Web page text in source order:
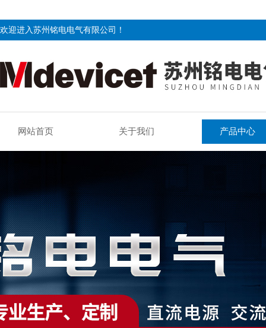
欢迎进入苏州铭电电气有限公司！
网站首页 关于我们 产品中心